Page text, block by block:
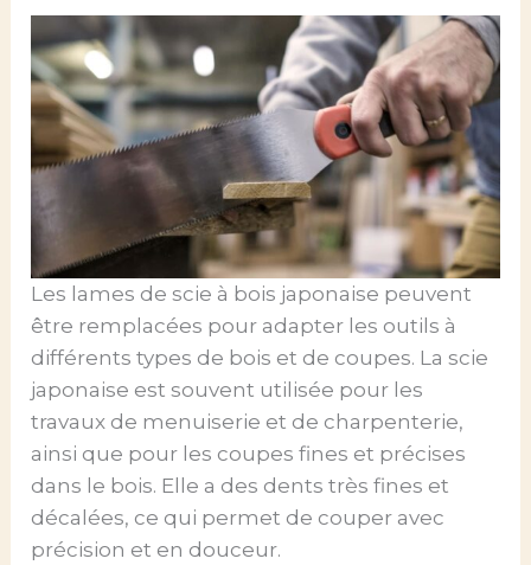
Les lames de scie à bois japonaise peuvent
être remplacées pour adapter les outils à
différents types de bois et de coupes. La scie
japonaise est souvent utilisée pour les
travaux de menuiserie et de charpenterie,
ainsi que pour les coupes fines et précises
dans le bois. Elle a des dents très fines et
décalées, ce qui permet de couper avec
précision et en douceur.